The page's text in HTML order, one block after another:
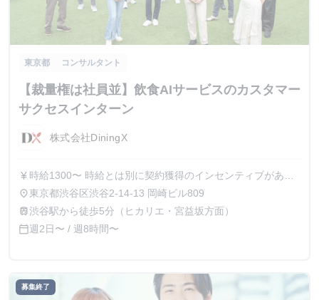
東京都 コンサルタント
【裁量権は社員並】飲食AIサービスのカスタマー
サクセスインターン
株式会社DiningX
currency_yen 時給1300〜 時給とは別に契約獲得のインセンティブがあり
ます。
place東京都渋谷区渋谷2-14-13 岡崎ビル809
train渋谷駅から徒歩5分（ヒカリエ・宮益坂方面）
calendar_today週2日〜 / 週8時間〜
募集終了